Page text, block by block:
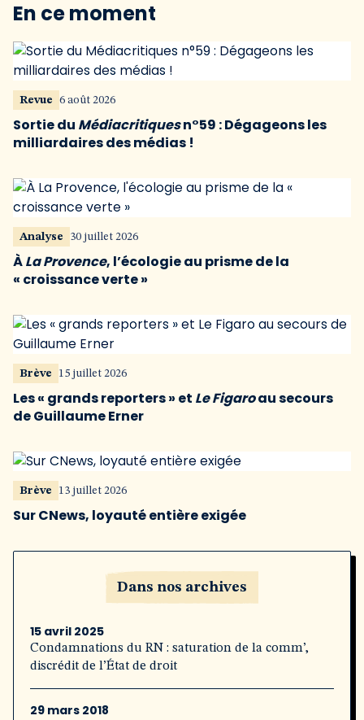
En ce moment
Revue 6 août 2026
Sortie du Médiacritiquesn°59 : Dégageons les
milliardaires des médias !
Analyse 30 juillet 2026
ÀLa Provence, l’écologie au prisme de la
« croissance verte »
Brève 15 juillet 2026
Les « grands reporters » et Le Figaroau secours
de Guillaume Erner
Brève 13 juillet 2026
Sur CNews, loyauté entière exigée
Dans nos archives
15 avril 2025
Condamnations du RN : saturation de la comm’,
discrédit de l’État de droit
29 mars 2018